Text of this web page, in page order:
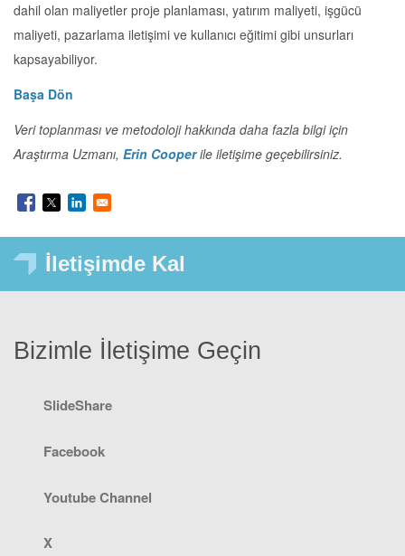
dahil olan maliyetler proje planlaması, yatırım maliyeti, işgücü
maliyeti, pazarlama iletişimi ve kullanıcı eğitimi gibi unsurları
kapsayabiliyor.
Başa Dön
Veri toplanması ve metodoloji hakkında daha fazla bilgi için
Araştırma Uzmanı, Erin Cooperile iletişime geçebilirsiniz.
İletişimde Kal
Bizimle İletişime Geçin
SlideShare
Facebook
Youtube Channel
X